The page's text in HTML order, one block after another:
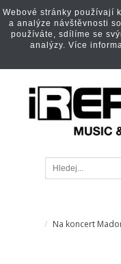
Na koncert
Webové stránky používají
a analýze návštěvnosti
používáte, sdílíme se
analýzy. Více